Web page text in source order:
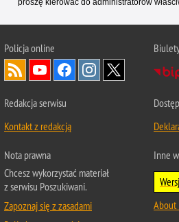
proszę kierować do administratorów
Policjaonline
Redakcja serwisu
Kontakt z redakcją
Nota prawna
Chcesz wykorzystać materiał
z serwisu Poszukiwani.
Zapoznaj się z zasadami
Inne
About